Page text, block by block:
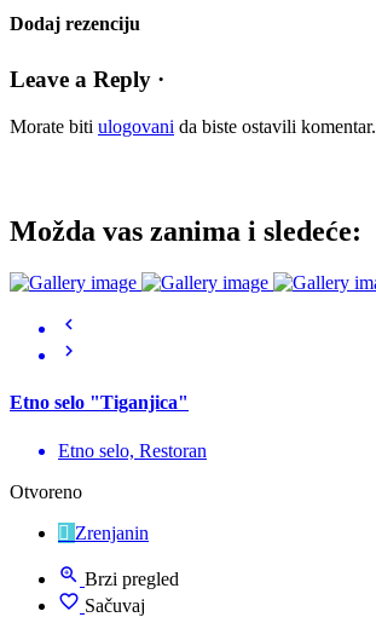
Dodaj rezenciju
Leave a Reply ·
Morate biti ulogovani da biste ostavili komentar.
Možda vas zanima i sledeće:
Etno selo "Tiganjica"
Etno selo, Restoran
Otvoreno
Zrenjanin
Brzi pregled
Sačuvaj